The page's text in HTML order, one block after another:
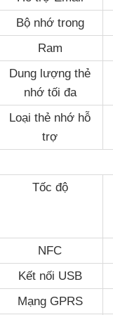
Bộ nhớ trong
Ram
Dung lượng thẻ
nhớ tối đa
Loại thẻ nhớ hỗ
trợ
Tốc độ
NFC
Kết nối USB
Mạng GPRS